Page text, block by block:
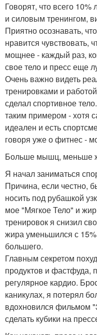
Говорят, что всего
и силовым тренингом,
Приятно осознавать,
нравится чувствовать,
мощнее - каждый раз,
свое тело и пресс еще
Очень важно видеть
тренировками и
сделал спортивное
таким примером - хотя
идеален и есть
говоря уже о фитнес -
Больше мышц, меньше
Я начал заниматься
Причина, если честно,
носить под рубашкой
мое "Мягкое Тело" и
тренировок я снизил
жира уменьшился с
большего.
Главным секретом
продуктов и фастфуда,
регулярное кардио.
каникулах, я потерял
вдохновился фильмом
сделать кубики на